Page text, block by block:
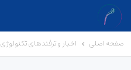
صفحه اصلی اخبار و ترفندهای تکنولوژی